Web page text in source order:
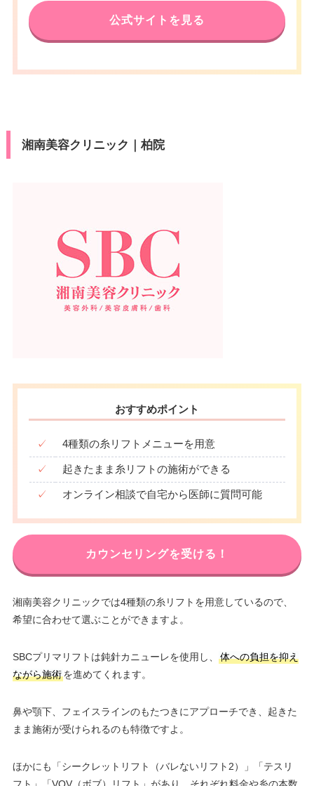
公式サイトを見る
湘南美容クリニック｜柏院
おすすめポイント
✓ 4種類の糸リフトメニューを用意
✓ 起きたまま糸リフトの施術ができる
✓ オンライン相談で自宅から医師に質問可能
カウンセリングを受ける！
湘南美容クリニックでは4種類の糸リフトを用意しているので、
希望に合わせて選ぶことができますよ。
SBCプリマリフトは鈍針カニューレを使用し、
体への負担を抑え
ながら施術を進めてくれます。
鼻や顎下、フェイスラインのもたつきにアプローチでき、起きた
まま施術が受けられるのも特徴ですよ。
ほかにも「シークレットリフト（バレないリフト2）」「テスリ